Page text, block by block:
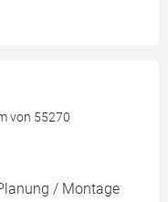
von 55270
/ Montage